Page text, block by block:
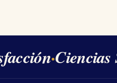
·Ciencias